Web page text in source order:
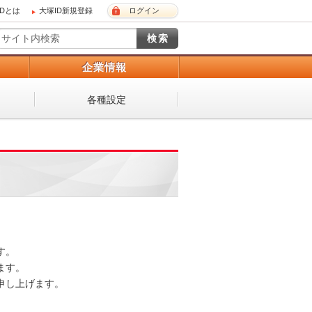
とは 大塚ID新規登録 ログイン
企業情報
各種設定
。
上げます。